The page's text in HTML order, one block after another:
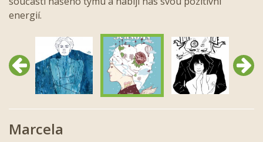
energií.
Předchozí Další
Marcela